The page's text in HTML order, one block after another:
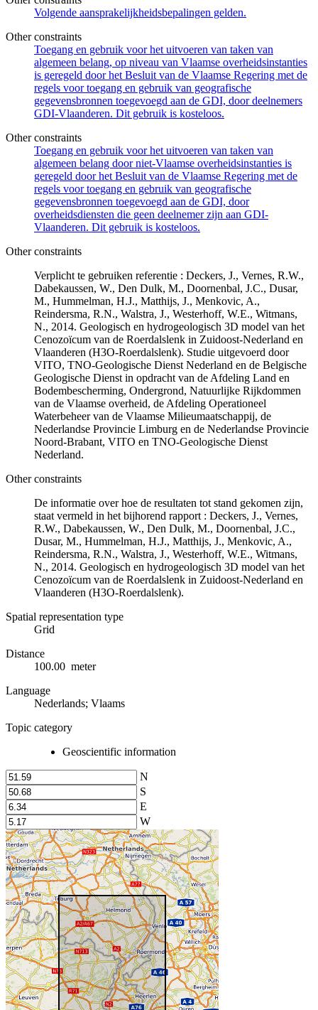
Volgende aansprakelijkheidsbepalingen gelden.
Other constraints
Toegang en gebruik voor het uitvoeren van taken van
algemeen belang, op niveau van Vlaamse overheidsinstanties
is geregeld door het Besluit van de Vlaamse Regering met de
regels voor toegang en gebruik van geografische
gegevensbronnen toegevoegd aan de GDI, door deelnemers
GDI-Vlaanderen. Dit gebruik is kosteloos.
Other constraints
Toegang en gebruik voor het uitvoeren van taken van
algemeen belang door niet-Vlaamse overheidsinstanties is
geregeld door het Besluit van de Vlaamse Regering met de
regels voor toegang en gebruik van geografische
gegevensbronnen toegevoegd aan de GDI, door
overheidsdiensten die geen deelnemer zijn aan GDI-
Vlaanderen. Dit gebruik is kosteloos.
Other constraints
Verplicht te gebruiken referentie : Deckers, J., Vernes, R.W.,
Dabekaussen, W., Den Dulk, M., Doornenbal, J.C., Dusar,
M., Hummelman, H.J., Matthijs, J., Menkovic, A.,
Reindersma, R.N., Walstra, J., Westerhoff, W.E., Witmans,
N., 2014. Geologisch en hydrogeologisch 3D model van het
Cenozoïcum van de Roerdalslenk in Zuidoost-Nederland en
Vlaanderen (H3O-Roerdalslenk). Studie uitgevoerd door
VITO, TNO-Geologische Dienst Nederland en de Belgische
Geologische Dienst in opdracht van de Afdeling Land en
Bodembescherming, Ondergrond, Natuurlijke Rijkdommen
van de Vlaamse overheid, de Afdeling Operationeel
Waterbeheer van de Vlaamse Milieumaatschappij, de
Nederlandse Provincie Limburg en de Nederlandse Provincie
Noord-Brabant, VITO en TNO-Geologische Dienst
Nederland.
Other constraints
De informatie over hoe de resultaten tot stand gekomen zijn,
staat vermeld in het bijhorend rapport : Deckers, J., Vernes,
R.W., Dabekaussen, W., Den Dulk, M., Doornenbal, J.C.,
Dusar, M., Hummelman, H.J., Matthijs, J., Menkovic, A.,
Reindersma, R.N., Walstra, J., Westerhoff, W.E., Witmans,
N., 2014. Geologisch en hydrogeologisch 3D model van het
Cenozoïcum van de Roerdalslenk in Zuidoost-Nederland en
Vlaanderen (H3O-Roerdalslenk).
Spatial representation type
Grid
Distance
100.00 meter
Language
Nederlands; Vlaams
Topic category
Geoscientific information
N
S
E
W